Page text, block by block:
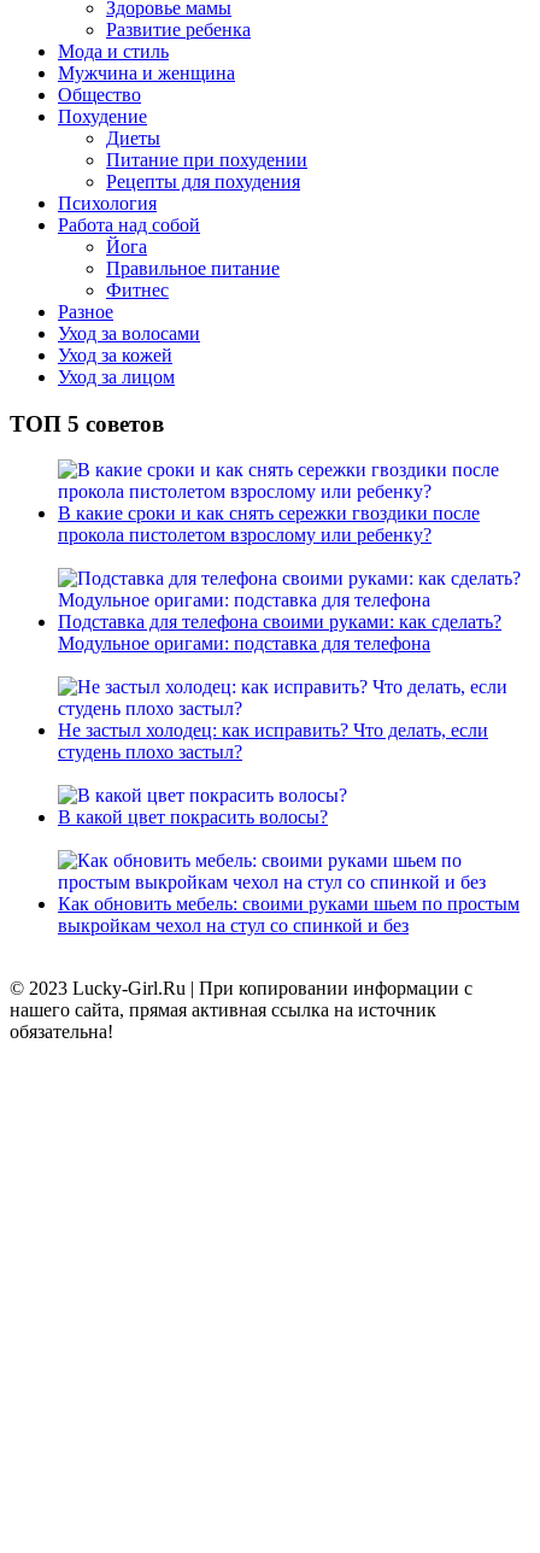
Здоровье мамы
Развитие ребенка
Мода и стиль
Мужчина и женщина
Общество
Похудение
Диеты
Питание при похудении
Рецепты для похудения
Психология
Работа над собой
Йога
Правильное питание
Фитнес
Разное
Уход за волосами
Уход за кожей
Уход за лицом
ТОП 5 советов
В какие сроки и как снять сережки гвоздики после
прокола пистолетом взрослому или ребенку?
Подставка для телефона своими руками: как сделать?
Модульное оригами: подставка для телефона
Не застыл холодец: как исправить? Что делать, если
студень плохо застыл?
В какой цвет покрасить волосы?
Как обновить мебель: своими руками шьем по простым
выкройкам чехол на стул со спинкой и без
© 2023 Lucky-Girl.Ru | При копировании информации с
нашего сайта, прямая активная ссылка на источник
обязательна!